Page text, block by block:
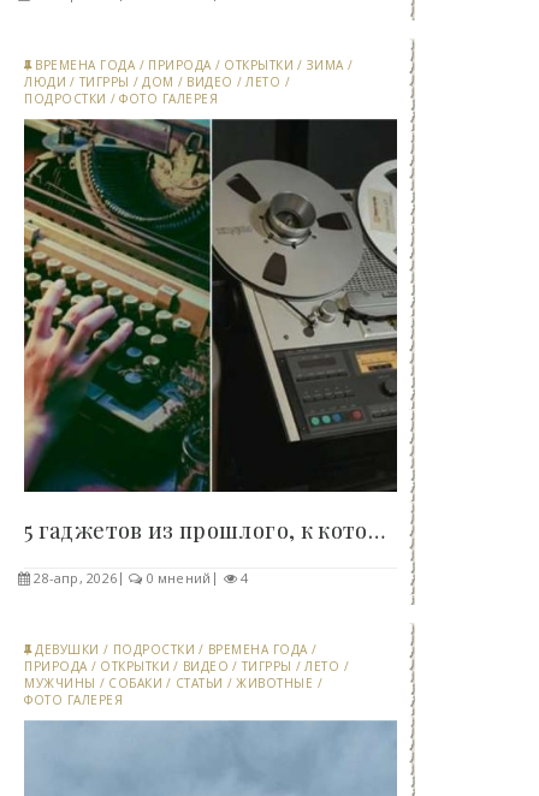
ВРЕМЕНА ГОДА / ПРИРОДА / ОТКРЫТКИ / ЗИМА /
ЛЮДИ / ТИГРРЫ /ДОМ / ВИДЕО /ЛЕТО /
ПОДРОСТКИ /ФОТО ГАЛЕРЕЯ
5 гаджетов из прошлого, к которым внезапно начал..
28-апр, 2026 0 мнений 4
ДЕВУШКИ / ПОДРОСТКИ / ВРЕМЕНА ГОДА /
ПРИРОДА / ОТКРЫТКИ / ВИДЕО / ТИГРРЫ /ЛЕТО /
МУЖЧИНЫ / СОБАКИ / СТАТЬИ /ЖИВОТНЫЕ /
ФОТО ГАЛЕРЕЯ